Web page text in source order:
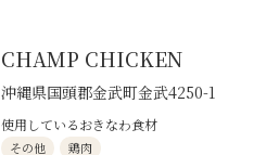
CHAMP CHICKEN
沖縄県国頭郡金武町金武4250-1
使用しているおきなわ食材
その他 鶏肉